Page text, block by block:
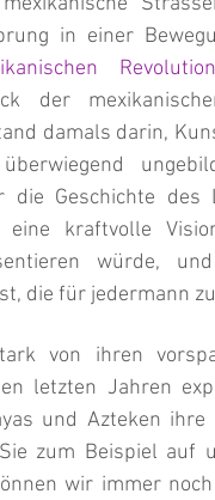
Revolution
der
damals darin,
die Geschichte des
eine kraftvolle
würde,
die für jedermann
von ihren
letzten Jahren
und Azteken ihre
wir immer